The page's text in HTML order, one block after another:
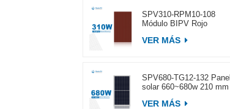
SPV310-RPM10-108
Módulo BIPV Rojo
VER MÁS
SPV680-TG12-132 Panel
solar 660~680w 210 mm
VER MÁS